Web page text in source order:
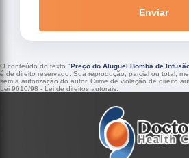
Enviar
O conteúdo do texto "Preço do Aluguel Bomba de
é de direito reservado. Sua reprodução, parcial ou total,
sem a autorização do autor. Crime de violação de direito
Lei 9610/98 - Lei de direitos autorais